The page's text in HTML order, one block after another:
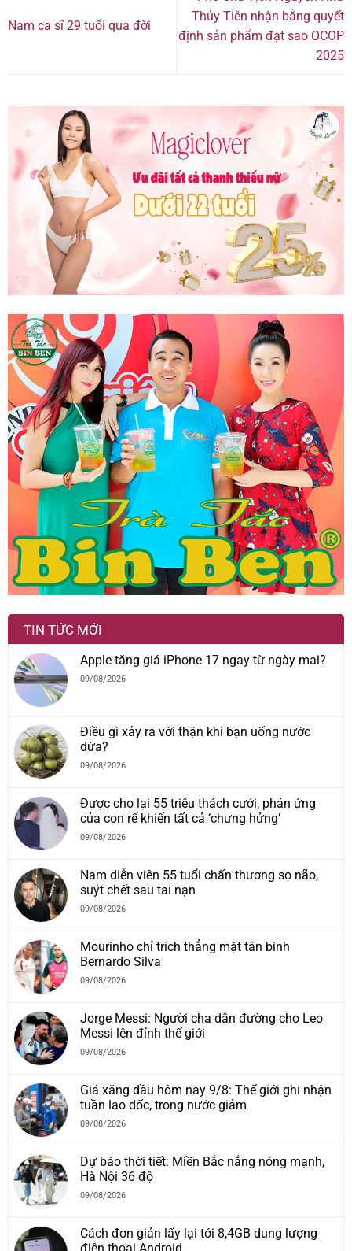
Nam ca sĩ 29 tuổi qua đời
Thủy Tiên nhận bằng quyết
định sản phẩm đạt sao OCOP
2025
TIN TỨC MỚI
Apple tăng giá iPhone 17 ngay từ ngày mai?
09/08/2026
Điều gì xảy ra với thận khi bạn uống nước
dừa?
09/08/2026
Được cho lại 55 triệu thách cưới, phản ứng
của con rể khiến tất cả ‘chưng hửng’
09/08/2026
Nam diễn viên 55 tuổi chấn thương sọ não,
suýt chết sau tai nạn
09/08/2026
Mourinho chỉ trích thẳng mặt tân binh
Bernardo Silva
09/08/2026
Jorge Messi: Người cha dẫn đường cho Leo
Messi lên đỉnh thế giới
09/08/2026
Giá xăng dầu hôm nay 9/8: Thế giới ghi nhận
tuần lao dốc, trong nước giảm
09/08/2026
Dự báo thời tiết: Miền Bắc nắng nóng mạnh,
Hà Nội 36 độ
09/08/2026
Cách đơn giản lấy lại tới 8,4GB dung lượng